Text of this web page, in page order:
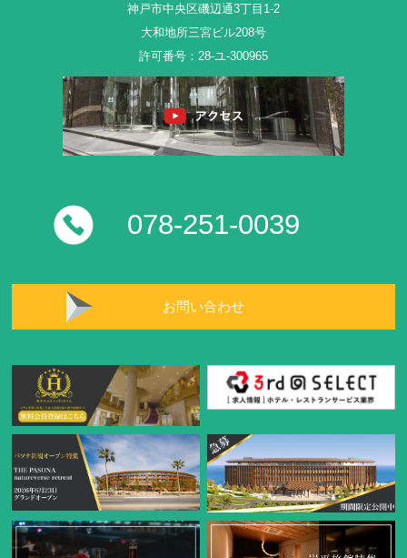
神戸市中央区磯辺通3丁目1-2
大和地所三宮ビル208号
許可番号：28-ユ-300965
078-251-0039
お問い合わせ